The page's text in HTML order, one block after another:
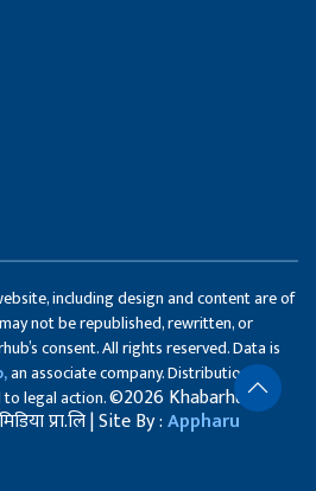
including design and content are of
not be republished, rewritten, or
consent. All rights reserved. Data is
an associate company. Distribution of
legal action.©2026 Khabarhub
प्रा.लि | Site By :Appharu